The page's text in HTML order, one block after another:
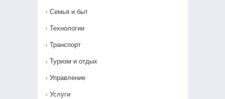
Семья и быт
Технологии
Транспорт
Туризм и отдых
Управление
Услуги